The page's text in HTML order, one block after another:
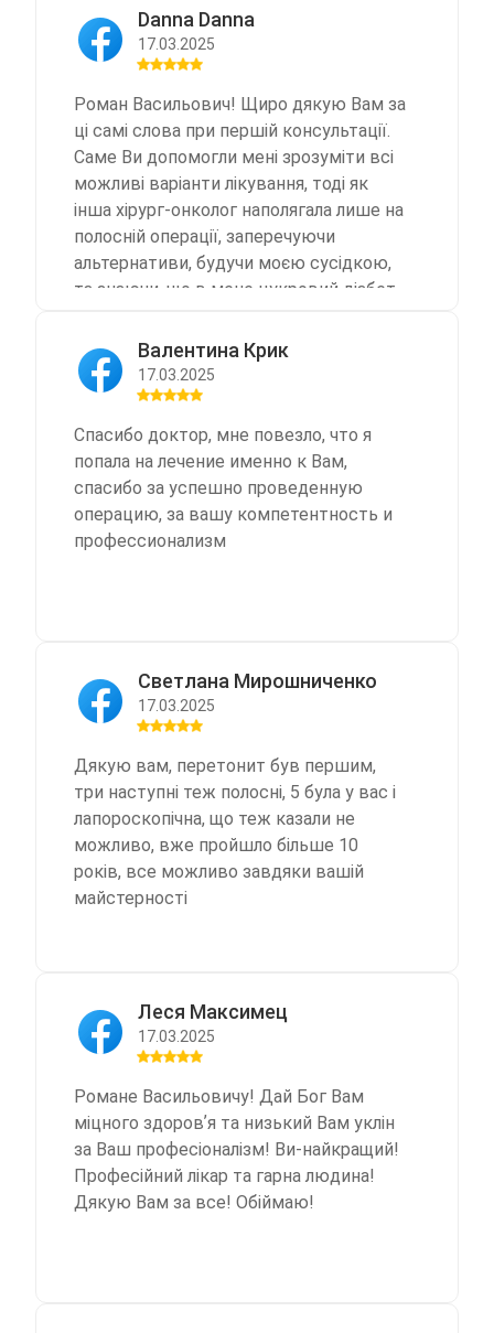
відразу запропонувати допомогу у разі
потреби персонал, приємні та уважні
дівчата на ресепшені, медсестра
кров, враховуючи дуже проблемні
вени, медсестри, які працювали під час
операції Вікторія та Ірина, медсестри
Інна та Настя та лікар Ілля, які чергували
та допомогали вночі після операції,
сімейний лікар Буренькова Н.В., яка
відразу дуже рано приїхала до клініки
профессіоналам своєї справи
Літвіщенко О.М. та Чередніченко Р.М за
ідеально проведені операції. По
співвідношенню ціна-якість - це один з
найкращих, якщо не найкращий варіант
лікування в Україні. Велика Вам подяка
за Вашу турботу та таке відношення до
пацієнтів навіть дуже проблемних. Ви
Danna Danna
17.03.2025
Роман Васильович! Щиро дякую Вам за
ці самі слова при першій консультації.
Саме Ви допомогли мені зрозуміти всі
можливі варіанти лікування, тоді як
інша хірург-онколог наполягала лише на
полосній операції, заперечуючи
альтернативи, будучи моєю сусідкою,
та знаючи, що в мене цукровий діабет
Бажаю Вам та Вашим пацієнтам всього
найкращого!
Валентина Крик
17.03.2025
Спасибо доктор, мне повезло, что я
попала на лечение именно к Вам,
спасибо за успешно проведенную
операцию, за вашу компетентность и
профессионализм
Светлана Мирошниченко
17.03.2025
Дякую вам, перетонит був першим,
три наступні теж полосні, 5 була у вас і
лапороскопічна, що теж казали не
можливо, вже пройшло більше 10
років, все можливо завдяки вашій
майстерності
Леся Максимец
17.03.2025
Романе Васильовичу! Дай Бог Вам
міцного здоровʼя та низький Вам уклін
за Ваш професіоналізм! Ви-найкращий!
Професійний лікар та гарна людина!
Дякую Вам за все! Обіймаю!